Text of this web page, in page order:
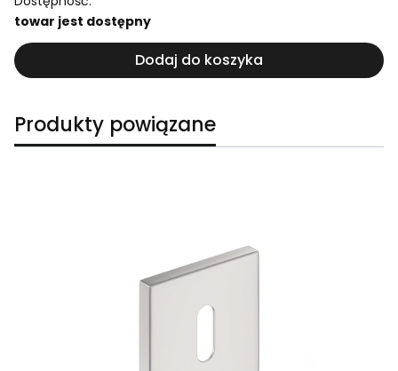
towar jest dostępny
Dodaj do koszyka
Produkty powiązane